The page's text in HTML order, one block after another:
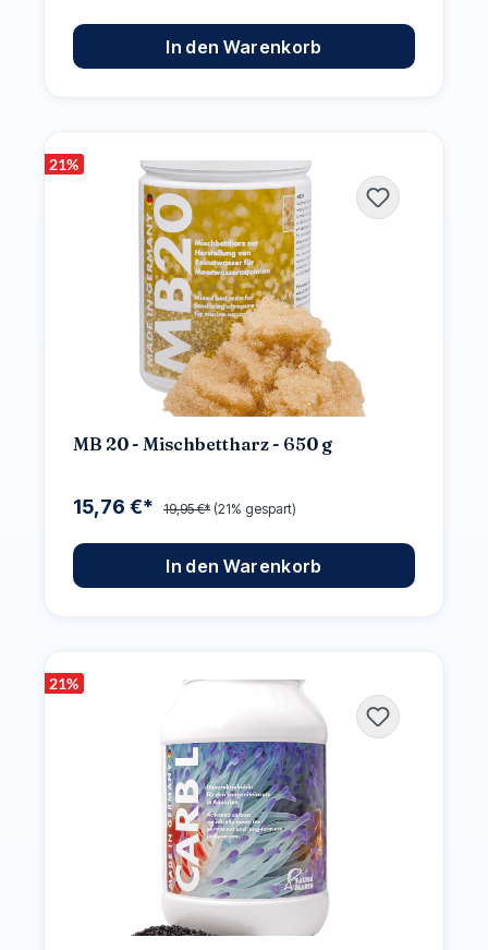
In den Warenkorb
21%
MB 20 - Mischbettharz - 650 g
15,76 €* 19,95 €* (21% gespart)
In den Warenkorb
21%